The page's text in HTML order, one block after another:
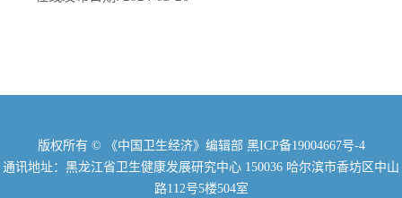
版权所有 © 《中国卫生经济》编辑部 黑ICP备19004667号-4
通讯地址：黑龙江省卫生健康发展研究中心 150036 哈尔滨市香坊区中山
路112号5楼504室